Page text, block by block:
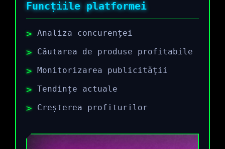
Funcțiile platformei
Analiza concurenței
Căutarea de produse profitabile
Monitorizarea publicității
Tendințe actuale
Creșterea profiturilor